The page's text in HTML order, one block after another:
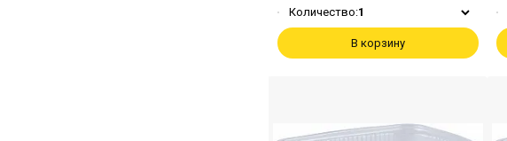
Количество:1
В корзину